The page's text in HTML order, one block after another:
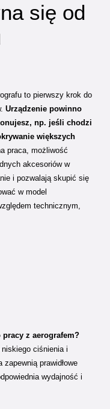
się od
to pierwszy krok do
Urządzenie powinno
np. jeśli chodzi
większych
praca, możliwość
akcesoriów w
i pozwalają skupić się
w model
technicznym,
z aerografem?
ciśnienia i
prawidłowe
wydajność i